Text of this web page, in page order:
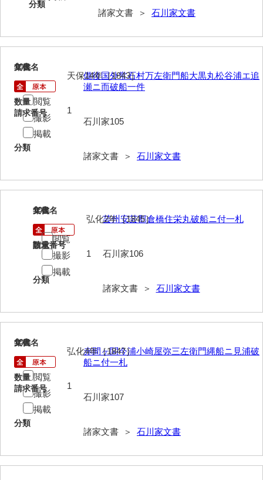
大野毛利家文書
大村益次郎文書
大本氏収集文書
岡家文書（福栄村）
岡田家文書（徳地町）
岡田家文書（萩市）
岡藤家文書
岡本家文書（島根県）
岡本家文書（周防大島町）
尾崎家文書（防府市）
小沢家文書（阿東町）
小田家文書（山口市吉敷）
分類
諸家文書 ＞ 石川家文書
105
文書名
備後国外常石村万左衛門船大黒丸松谷浦エ追
瀬ニ而破船一件
請求番号
石川家105
分類
諸家文書 ＞ 石川家文書
年代
天保14年［1843］
数量
1
閲覧
撮影
掲載
106
文書名
芸州安芸郡倉橋住栄丸破船ニ付一札
請求番号
石川家106
分類
諸家文書 ＞ 石川家文書
年代
弘化2年［1845］
数量
1
閲覧
撮影
掲載
107
文書名
赤間ヶ関今浦小崎屋弥三左衛門縄船ニ見浦破
船ニ付一札
請求番号
石川家107
分類
諸家文書 ＞ 石川家文書
年代
弘化4年［1847］
数量
1
閲覧
撮影
掲載